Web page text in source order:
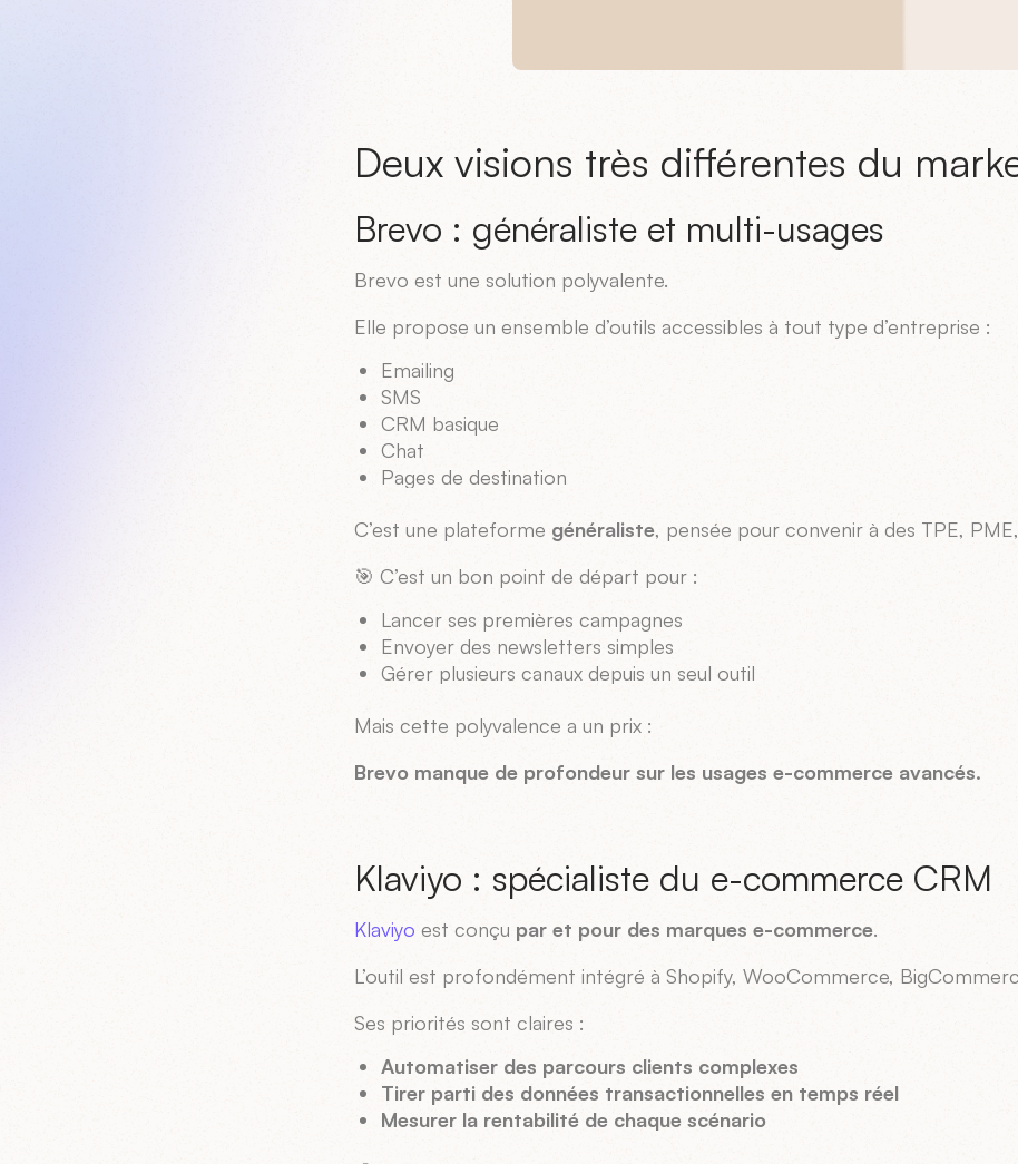
Deux visions très différentes du
Brevo : généraliste et multi-usages
Brevo est une solution polyvalente.
Elle propose un ensemble d’outils accessibles à tout type d’entreprise :
Emailing
SMS
CRM basique
Chat
Pages de destination
C’est une plateforme généraliste, pensée pour convenir à des TPE,
🎯 C’est un bon point de départ pour :
Lancer ses premières campagnes
Envoyer des newsletters simples
Gérer plusieurs canaux depuis un seul outil
Mais cette polyvalence a un prix :
Brevo manque de profondeur sur les usages e-commerce avancés.
Klaviyo : spécialiste du e-commerce CRM
Klaviyo est conçu par et pour des marques e-commerce.
L’outil est profondément intégré à Shopify, WooCommerce,
Ses priorités sont claires :
Automatiser des parcours clients complexes
Tirer parti des données transactionnelles en temps réel
Mesurer la rentabilité de chaque scénario